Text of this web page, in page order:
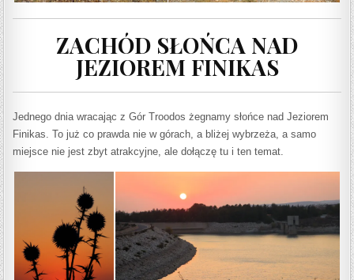
ZACHÓD SŁOŃCA NAD
JEZIOREM FINIKAS
Jednego dnia wracając z Gór Troodos żegnamy słońce nad Jeziorem
Finikas. To już co prawda nie w górach, a bliżej wybrzeża, a samo
miejsce nie jest zbyt atrakcyjne, ale dołączę tu i ten temat.